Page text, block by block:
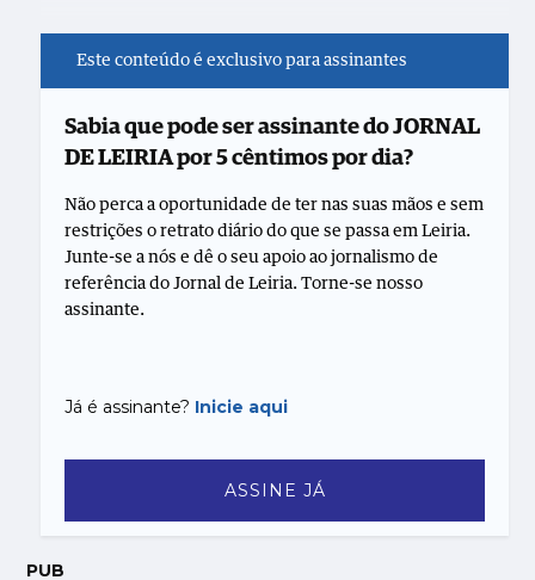
Este conteúdo é exclusivo para assinantes
Sabia que pode ser assinante do JORNAL
DE LEIRIA por 5 cêntimos por dia?
Não perca a oportunidade de ter nas suas mãos e sem
restrições o retrato diário do que se passa em Leiria.
Junte-se a nós e dê o seu apoio ao jornalismo de
referência do Jornal de Leiria. Torne-se nosso
assinante.
Já é assinante? Inicie aqui
ASSINE JÁ
PUB